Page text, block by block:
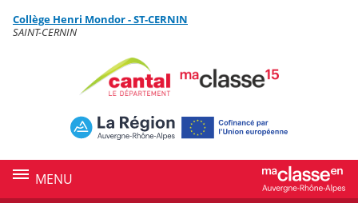
Menu de la rubrique
Contenu
Collège Henri Mondor - ST-CERNIN
SAINT-CERNIN
MENU